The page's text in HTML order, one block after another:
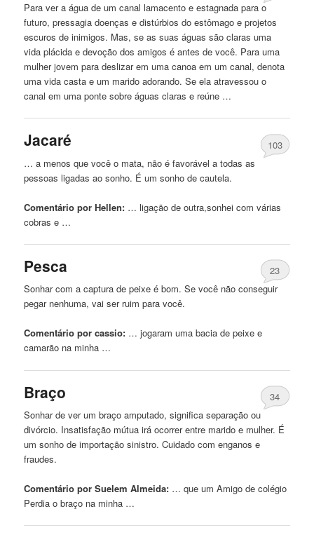
Para ver a águade um canal lamacento e estagnada para o
futuro, pressagia doenças e distúrbios do estômago e projetos
escurosde inimigos. Mas, se as suas águas são claras uma
vida plácida e devoção dos amigos é antesde você. Para uma
mulher jovem para deslizar em uma canoa em um canal, denota
uma vida casta e um marido adorando. Se ela atravessou o
canal em umaponte sobre águas claras e reúne …
Jacaré
103
… a menos que você o mata, não é favorável a todas as
pessoas ligadas ao sonho. É um sonhode cautela.
Comentário por Hellen: … ligaçãode outra,sonhei com várias
cobras e …
Pesca
23
Sonhar com a capturade peixe é bom. Se você não conseguir
pegar nenhuma, vai ser ruim para você.
Comentário por cassio: … jogaram uma baciade peixe e
camarão na minha …
Braço
34
Sonharde ver um braço amputado, significa separação ou
divórcio. Insatisfação mútua irá ocorrer entre marido e mulher. É
um sonhode importação sinistro. Cuidado com enganos e
fraudes.
Comentário por Suelem Almeida: … que um Amigode colégio
Perdia o braço na minha …